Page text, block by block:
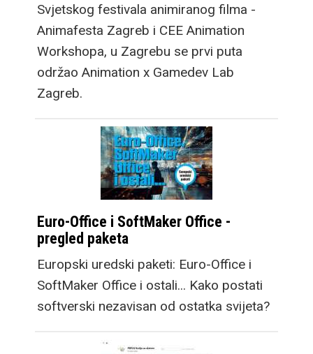
Svjetskog festivala animiranog filma -
Animafesta Zagreb i CEE Animation
Workshopa, u Zagrebu se prvi puta
održao Animation x Gamedev Lab
Zagreb.
Euro-Office i SoftMaker Office -
pregled paketa
Europski uredski paketi: Euro-Office i
SoftMaker Office i ostali... Kako postati
softverski nezavisan od ostatka svijeta?